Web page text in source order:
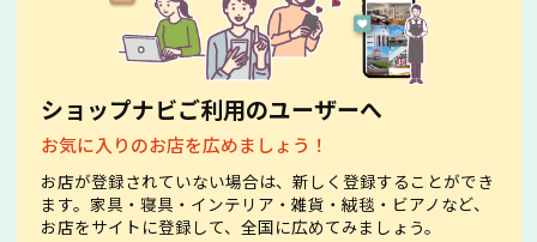
ショップナビご利用のユーザーへ
お気に入りのお店を広めましょう！
お店が登録されていない場合は、新しく登録することができ
ます。家具・寝具・インテリア・雑貨・絨毯・ビアノなど、
お店をサイトに登録して、全国に広めてみましょう。